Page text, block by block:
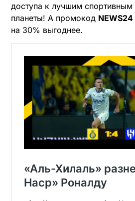
доступа к лучшим спортивным
планеты! А промокод NEWS24
на 30% выгоднее.